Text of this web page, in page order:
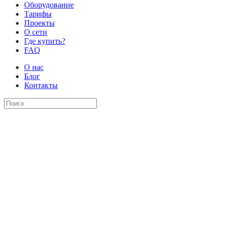
Оборудование
Тарифы
Проекты
О сети
Где купить?
FAQ
О нас
Блог
Контакты